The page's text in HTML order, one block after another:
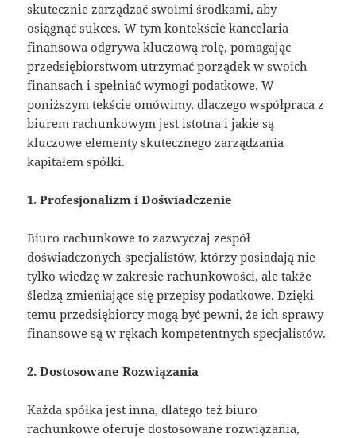
skutecznie zarządzać swoimi środkami, aby
osiągnąć sukces. W tym kontekście kancelaria
finansowa odgrywa kluczową rolę, pomagając
przedsiębiorstwom utrzymać porządek w swoich
finansach i spełniać wymogi podatkowe. W
poniższym tekście omówimy, dlaczego współpraca z
biurem rachunkowym jest istotna i jakie są
kluczowe elementy skutecznego zarządzania
kapitałem spółki.
1. Profesjonalizm i Doświadczenie
Biuro rachunkowe to zazwyczaj zespół
doświadczonych specjalistów, którzy posiadają nie
tylko wiedzę w zakresie rachunkowości, ale także
śledzą zmieniające się przepisy podatkowe. Dzięki
temu przedsiębiorcy mogą być pewni, że ich sprawy
finansowe są w rękach kompetentnych specjalistów.
2. Dostosowane Rozwiązania
Każda spółka jest inna, dlatego też biuro
rachunkowe oferuje dostosowane rozwiązania,